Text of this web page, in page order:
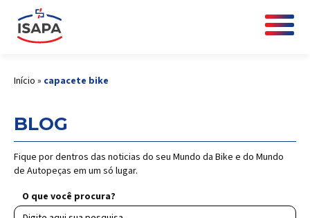
Início » capacete bike
BLOG
Fique por dentros das noticias do seu Mundo da Bike e do Mundo
de Autopeças em um só lugar.
O que você procura?